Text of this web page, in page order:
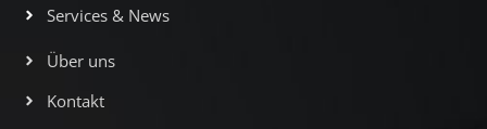
Services & News
Über uns
Kontakt